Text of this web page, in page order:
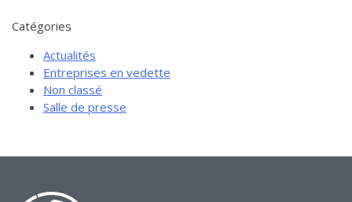
Catégories
Actualités
Entreprises en vedette
Non classé
Salle de presse